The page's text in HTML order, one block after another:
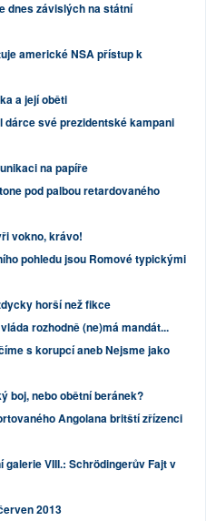
dnes závislých na státní
americké NSA přístup k
a její oběti
dárce své prezidentské kampani
na papíře
pod palbou retardovaného
vokno, krávo!
pohledu jsou Romové typickými
horší než fikce
rozhodně (ne)má mandát...
s korupcí aneb Nejsme jako
boj, nebo obětní beránek?
Angolana britští zřízenci
galerie VIII.: Schrödingerův Fajt v
2013